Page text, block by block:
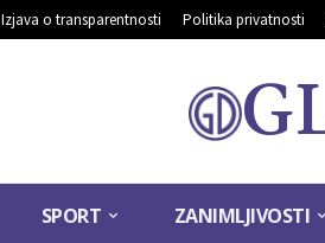
Izjava o transparentnosti Politika privatnosti
SPORT ZANIMLJIVOSTI